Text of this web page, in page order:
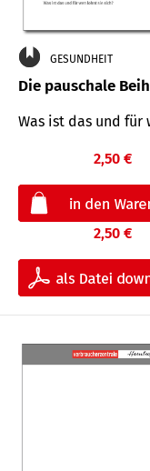
GESUNDHEIT
Die pauschale
Was ist das und für
2,50 €
2,50 €